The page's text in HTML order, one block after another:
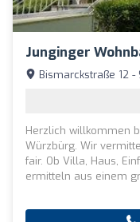
Junginger
Bismarckstraße 12
Herzlich willkommen
Würzbürg. Wir
fair. Ob Villa, Haus,
ermitteln aus einem